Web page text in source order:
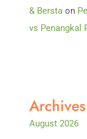
& Bersta on
vs Penangkal
Archives
August 2026